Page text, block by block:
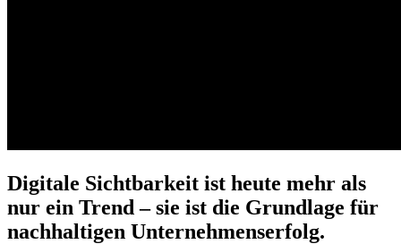
Digitale Sichtbarkeit ist heute mehr als
nur ein Trend – sie ist die Grundlage für
nachhaltigen Unternehmenserfolg.